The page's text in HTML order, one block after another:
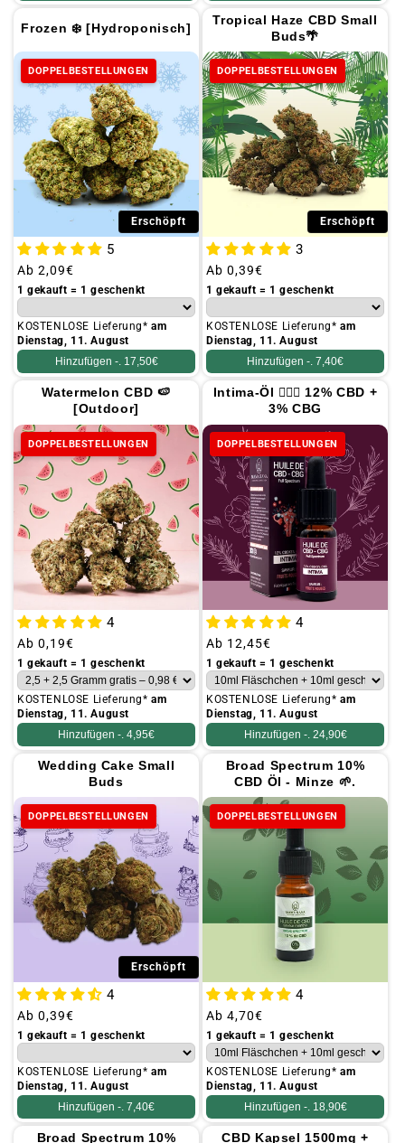
Frozen ❄️ [Hydroponisch]
DOPPELBESTELLUNGEN
Erschöpft
5
Üblicher
Preis
Ab 2,09€
1 gekauft = 1 geschenkt
KOSTENLOSE Lieferung*am
Dienstag, 11. August
Hinzufügen -. 17,50€
Tropical Haze CBD Small
Buds🌴
DOPPELBESTELLUNGEN
Erschöpft
3
Üblicher
Preis
Ab 0,39€
1 gekauft = 1 geschenkt
KOSTENLOSE Lieferung*am
Dienstag, 11. August
Hinzufügen -. 7,40€
Watermelon CBD 🍉
[Outdoor]
DOPPELBESTELLUNGEN
4
Üblicher
Preis
Ab 0,19€
1 gekauft = 1 geschenkt
KOSTENLOSE Lieferung*am
Dienstag, 11. August
Hinzufügen -. 4,95€
Intima-Öl 👩🏻‍⚕️ 12% CBD +
3% CBG
DOPPELBESTELLUNGEN
4
Üblicher
Preis
Ab 12,45€
1 gekauft = 1 geschenkt
KOSTENLOSE Lieferung*am
Dienstag, 11. August
Hinzufügen -. 24,90€
Wedding Cake Small
Buds
DOPPELBESTELLUNGEN
Erschöpft
4
Üblicher
Preis
Ab 0,39€
1 gekauft = 1 geschenkt
KOSTENLOSE Lieferung*am
Dienstag, 11. August
Hinzufügen -. 7,40€
Broad Spectrum 10%
CBD Öl - Minze 🌱.
DOPPELBESTELLUNGEN
4
Üblicher
Preis
Ab 4,70€
1 gekauft = 1 geschenkt
KOSTENLOSE Lieferung*am
Dienstag, 11. August
Hinzufügen -. 18,90€
Broad Spectrum 10%
CBD Kapsel 1500mg +